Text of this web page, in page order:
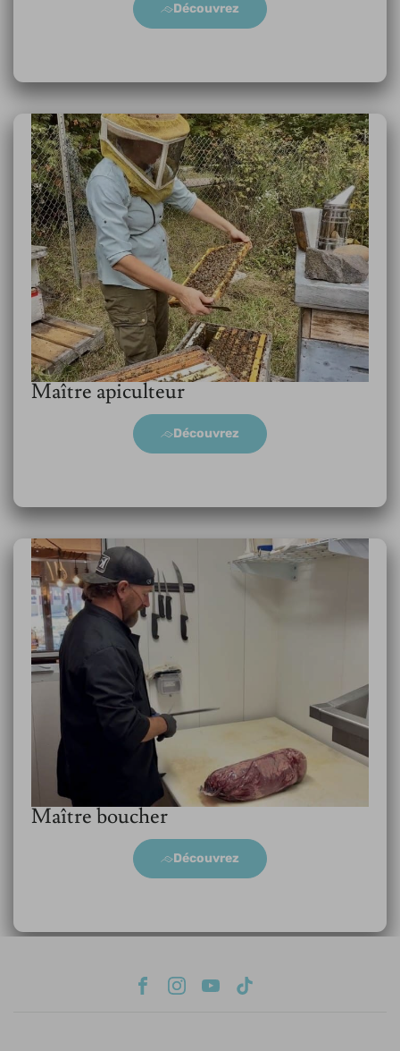
Découvrez
Maître apiculteur
Découvrez
Maître boucher
Découvrez